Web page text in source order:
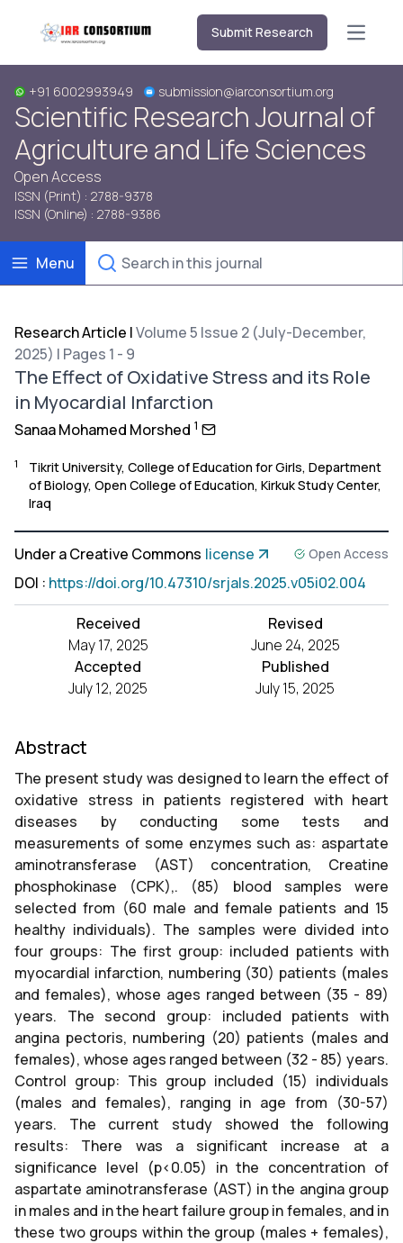
Submit Research Open
+91 6002993949 submission@iarconsortium.org
Scientific Research Journal of
Agriculture and Life Sciences
Open Access
ISSN (Print) : 2788-9378
ISSN (Online) : 2788-9386
Menu
Research Article |Volume 5 Issue 2 (July-December,
2025) | Pages 1 - 9
The Effect of Oxidative Stress and its Role
in Myocardial Infarction
Sanaa Mohamed Morshed 1
1
Tikrit University, College of Education for Girls, Department
of Biology, Open College of Education, Kirkuk Study Center,
Iraq
Under a Creative Commons license Open Access
DOI : https://doi.org/10.47310/srjals.2025.v05i02.004
Received
May 17, 2025
Revised
June 24, 2025
Accepted
July 12, 2025
Published
July 15, 2025
Abstract
The present study was designed to learn the effect of
oxidative stress in patients registered with heart
diseases by conducting some tests and
measurements of some enzymes such as: aspartate
aminotransferase (AST) concentration, Creatine
phosphokinase (CPK),. (85) blood samples were
selected from (60 male and female patients and 15
healthy individuals). The samples were divided into
four groups: The first group: included patients with
myocardial infarction, numbering (30) patients (males
and females), whose ages ranged between (35 - 89)
years. The second group: included patients with
angina pectoris, numbering (20) patients (males and
females), whose ages ranged between (32 - 85) years.
Control group: This group included (15) individuals
(males and females), ranging in age from (30-57)
years. The current study showed the following
results: There was a significant increase at a
significance level (p<0.05) in the concentration of
aspartate aminotransferase (AST) in the angina group
in males and in the heart failure group in females, and in
these two groups within the group (males + females),